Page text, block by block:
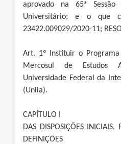
aprovado na 65ª
Universitário; e o que
23422.009029/2020-11;
Art. 1º Instituir o
Mercosul de Estudos
Universidade Federal da
(Unila).
CAPÍTULO I
DAS DISPOSIÇÕES INICIAIS,
DEFINIÇÕES